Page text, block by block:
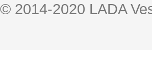
© 2014-2020 LADA